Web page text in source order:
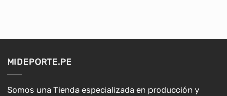
MIDEPORTE.PE
Somos una Tienda especializada en producción y